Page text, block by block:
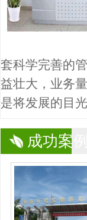
套科学完善的
益壮大，业务
是将发展的目
成功案例